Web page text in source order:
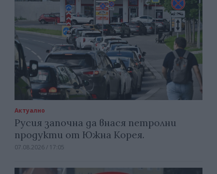
Актуално
Русия започна да внася петролни
продукти от Южна Корея.
07.08.2026 / 17:05